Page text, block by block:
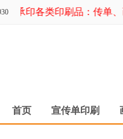
承印各类印刷品：传单、
首页 宣传单印刷